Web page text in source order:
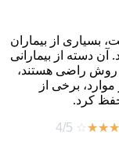
بسیاری از بیماران
آن دسته از بیمارانی
روش راضی هستند،
برخی از
کرد.
☆
☆
☆
☆
4/5